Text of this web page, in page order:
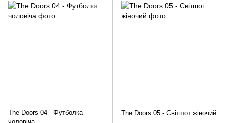
The Doors 04 - Футболка
The Doors 05 - Світшот жіночий